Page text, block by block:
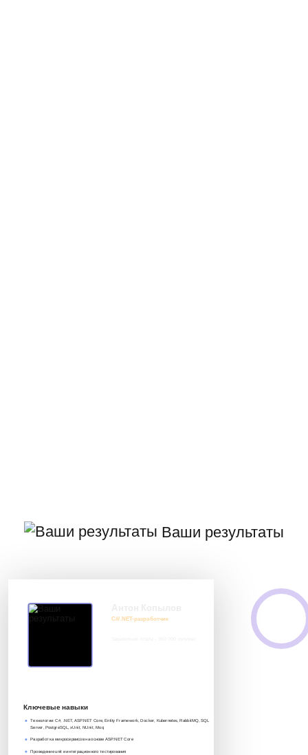
Ваши результаты
C#/.NET-разработчик
Ключевые навыки
Технологии: C#, .NET, ASP.NET Core, Entity Framework, Docker, Kubernetes, RabbitMQ, SQL
Server, PostgreSQL, xUnit, NUnit, Moq
Разработка микросервисов на основе ASP.NET Core
Проведение unit и интеграционного тестирования